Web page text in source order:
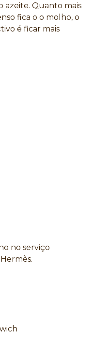
azeite. Quanto mais
fica o o molho, o
é ficar mais
no serviço